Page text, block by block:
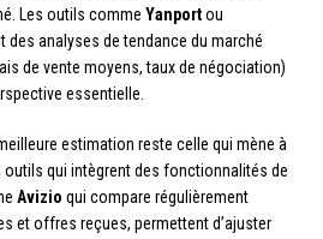
Les outils comme Yanportou
des analyses de tendance du marché
de vente moyens, taux de négociation)
essentielle.
estimation reste celle qui mène à
qui intègrent des fonctionnalités de
Avizio qui compare régulièrement
et offres reçues, permettent d’ajuster